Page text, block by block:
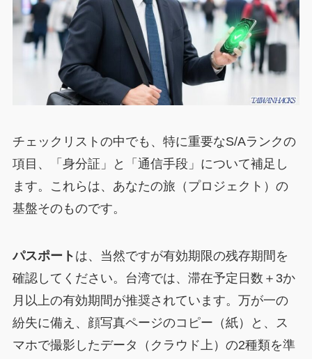
チェックリストの中でも、特に重要なS/Aランクの
項目、「身分証」と「通信手段」について補足し
ます。これらは、あなたの旅（プロジェクト）の
基盤そのものです。
パスポート は、当然ですが有効期限の残存期間を
確認してください。台湾では、滞在予定日数＋3か
月以上の有効期間が推奨されています。万が一の
紛失に備え、顔写真ページのコピー（紙）と、ス
マホで撮影したデータ（クラウド上）の2種類を準